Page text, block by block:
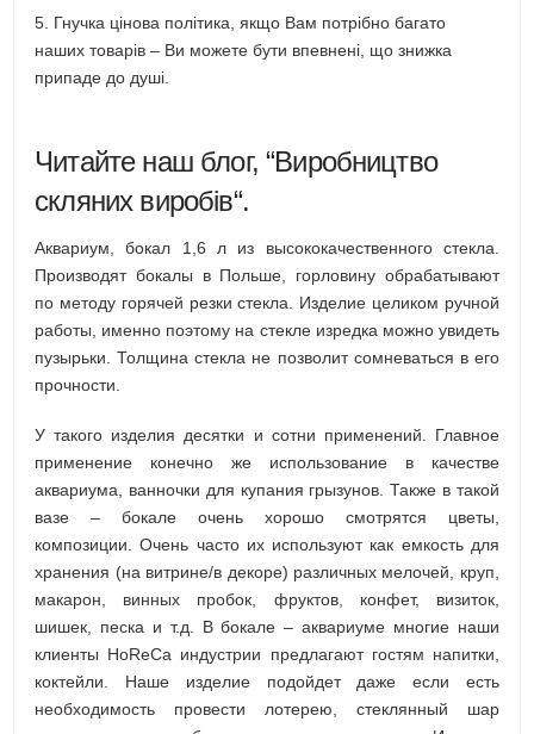
5. Гнучка цінова політика, якщо Вам потрібно багато
наших товарів – Ви можете бути впевнені, що знижка
припаде до душі.
Читайте наш блог, “Виробництво
скляних виробів“.
Аквариум, бокал 1,6 л из высококачественного стекла.
Производят бокалы в Польше, горловину обрабатывают
по методу горячей резки стекла. Изделие целиком ручной
работы, именно поэтому на стекле изредка можно увидеть
пузырьки. Толщина стекла не позволит сомневаться в его
прочности.
У такого изделия десятки и сотни применений. Главное
применение конечно же использование в качестве
аквариума, ванночки для купания грызунов. Также в такой
вазе – бокале очень хорошо смотрятся цветы,
композиции. Очень часто их используют как емкость для
хранения (на витрине/в декоре) различных мелочей, круп,
макарон, винных пробок, фруктов, конфет, визиток,
шишек, песка и т.д. В бокале – аквариуме многие наши
клиенты HoReCa индустрии предлагают гостям напитки,
коктейли. Наше изделие подойдет даже если есть
необходимость провести лотерею, стеклянный шар